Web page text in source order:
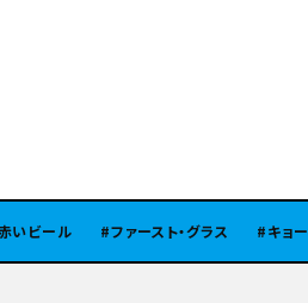
ール ファースト・グラス キョーサク